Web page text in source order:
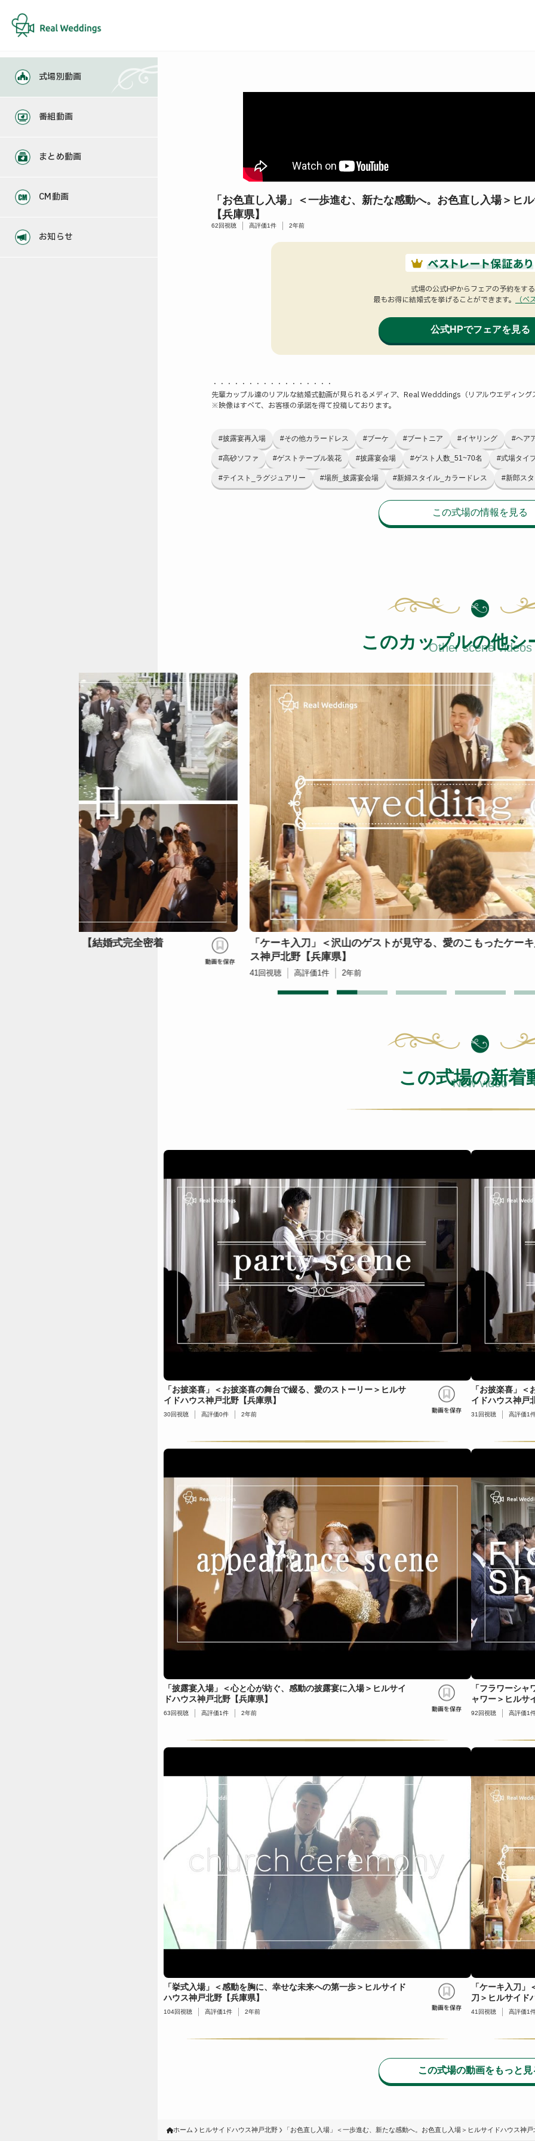
式場別動画
番組動画
まとめ動画
CM動画
お知らせ
「お色直し入場」＜一歩進む、新たな感動へ。お色直し入場＞ヒ
【兵庫県】
62 回視聴 高評価1件 2年前
式場の公式HPからフェアの予約をす
最もお得に結婚式を挙げることができます。
（
公式HPでフェアを見る
・・・・・・・・・・・・・・・・・
先輩カップル達のリアルな結婚式動画が見られるメディア、Real Wedddings（リアルウエディング
※映像はすべて、お客様の承諾を得て投稿しております。
#披露宴再入場 #その他カラードレス #ブーケ #ブートニア #イヤリング #ヘア
#高砂ソファ #ゲストテーブル装花 #披露宴会場 #ゲスト人数_51~70名 #式場タイ
#テイスト_ラグジュアリー #場所_披露宴会場 #新婦スタイル_カラードレス #新郎ス
この式場の情報を見る
Other scene videos
このカップルの他シ
婦に完全密着！【結婚式完全密着
「ケーキ入刀」＜沢山のゲストが見守る、愛のこもったケー
ス神戸北野【兵庫県】
41回視聴 高評価1件 2年前
New video
この式場の新着
「お披楽喜」＜お披楽喜の舞台で綴る、愛のストーリー＞ヒルサ
イドハウス神戸北野【兵庫県】
30回視聴 高評価0件 2年前
「お披楽喜」
イドハウス神戸
31 回視聴 高評価1
「披露宴入場」＜心と心が紡ぐ、感動の披露宴に入場＞ヒルサイ
ドハウス神戸北野【兵庫県】
63 回視聴 高評価1件 2年前
「フラワーシ
ャワー＞ヒルサ
92 回視聴 高評価1
「挙式入場」＜感動を胸に、幸せな未来への第一歩＞ヒルサイド
ハウス神戸北野【兵庫県】
104回視聴 高評価1件 2年前
「ケーキ入刀
刀＞ヒルサイド
41回視聴 高評価1
この式場の動画をもっと見
ホーム ヒルサイドハウス神戸北野 「お色直し入場」＜一歩進む、新たな感動へ。お色直し入場＞ヒルサイドハウス神